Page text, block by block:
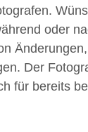
oder
Der
für bereits